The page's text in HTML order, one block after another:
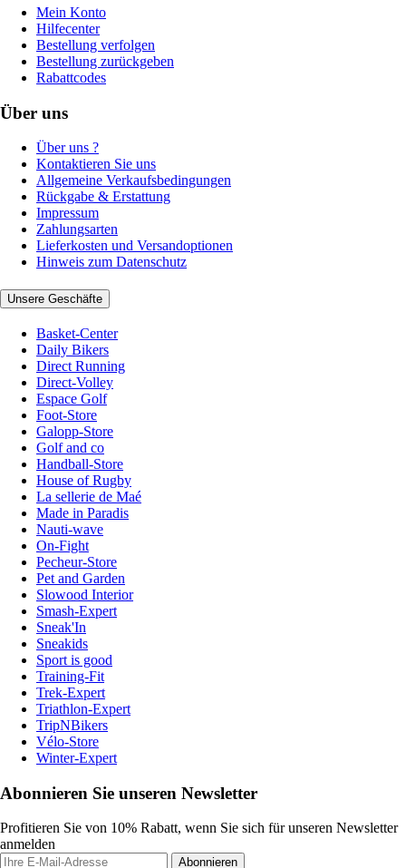
Mein Konto
Hilfecenter
Bestellung verfolgen
Bestellung zurückgeben
Rabattcodes
Über uns
Über uns ?
Kontaktieren Sie uns
Allgemeine Verkaufsbedingungen
Rückgabe & Erstattung
Impressum
Zahlungsarten
Lieferkosten und Versandoptionen
Hinweis zum Datenschutz
Unsere Geschäfte
Basket-Center
Daily Bikers
Direct Running
Direct-Volley
Espace Golf
Foot-Store
Galopp-Store
Golf and co
Handball-Store
House of Rugby
La sellerie de Maé
Made in Paradis
Nauti-wave
On-Fight
Pecheur-Store
Pet and Garden
Slowood Interior
Smash-Expert
Sneak'In
Sneakids
Sport is good
Training-Fit
Trek-Expert
Triathlon-Expert
TripNBikers
Vélo-Store
Winter-Expert
Abonnieren Sie unseren Newsletter
Profitieren Sie von 10% Rabatt, wenn Sie sich für unseren Newsletter
anmelden
Abonnieren